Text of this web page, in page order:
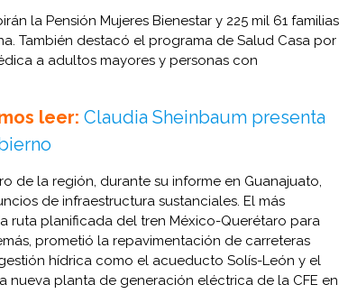
la Pensión Mujeres Bienestar y 225 mil 61 familias
También destacó el programa de Salud Casa por
a adultos mayores y personas con
leer: Claudia Sheinbaum presenta
de la región, durante su informe en Guanajuato,
de infraestructura sustanciales. El más
ruta planificada del tren México-Querétaro para
prometió la repavimentación de carreteras
hídrica como el acueducto Solís-León y el
nueva planta de generación eléctrica de la CFE en